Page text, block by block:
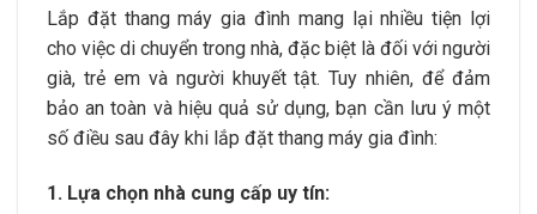
Lắp đặt thang máy gia đình mang lại nhiều tiện lợi
cho việc di chuyển trong nhà, đặc biệt là đối với người
già, trẻ em và người khuyết tật. Tuy nhiên, để đảm
bảo an toàn và hiệu quả sử dụng, bạn cần lưu ý một
số điều sau đây khi lắp đặt thang máy gia đình:
1. Lựa chọn nhà cung cấp uy tín: